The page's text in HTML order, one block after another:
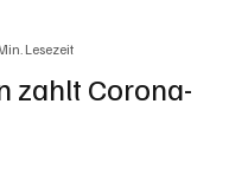
zahlt Corona-
Lesezeit